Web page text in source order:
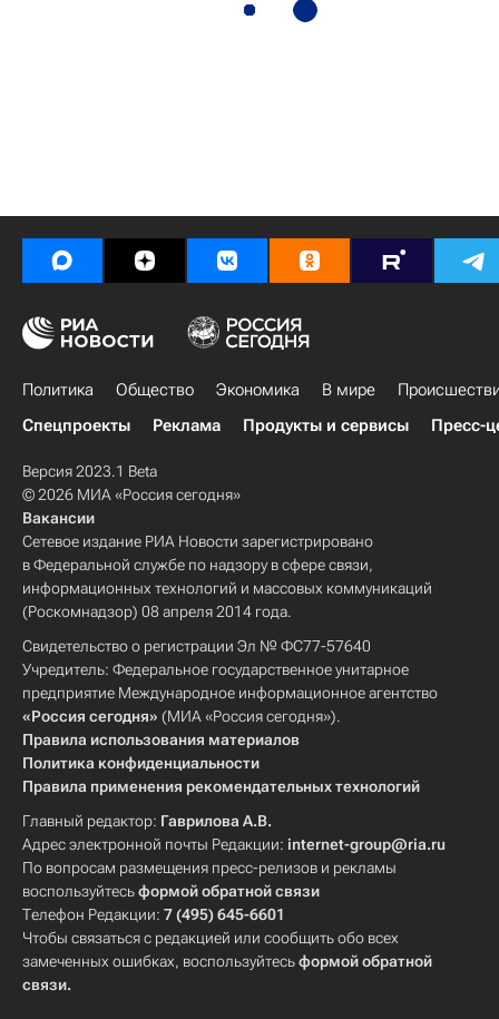
Политика Общество Экономика В мире
Спецпроекты
Реклама Продукты и сервисы Пресс-
Версия 2023.1 Beta
© 2026 МИА «Россия сегодня»
Вакансии
Сетевое издание РИА Новости зарегистрировано
в Федеральной службе по надзору в сфере связи,
информационных технологий и массовых коммуникаций
(Роскомнадзор) 08 апреля 2014 года.
Свидетельство о регистрации Эл № ФС77-57640
Учредитель: Федеральное государственное унитарное
предприятие Международное информационное агентство
«Россия сегодня» (МИА «Россия сегодня»).
Правила использования материалов
Политика конфиденциальности
Правила применения рекомендательных технологий
Главный редактор: Гаврилова А.В.
Адрес электронной почты Редакции: internet-group@ria.ru
По вопросам размещения пресс-релизов и рекламы
воспользуйтесьформой обратной связи
Телефон Редакции: 7 (495) 645-6601
Чтобы связаться с редакцией или сообщить обо всех
замеченных ошибках, воспользуйтесьформой обратной
связи.